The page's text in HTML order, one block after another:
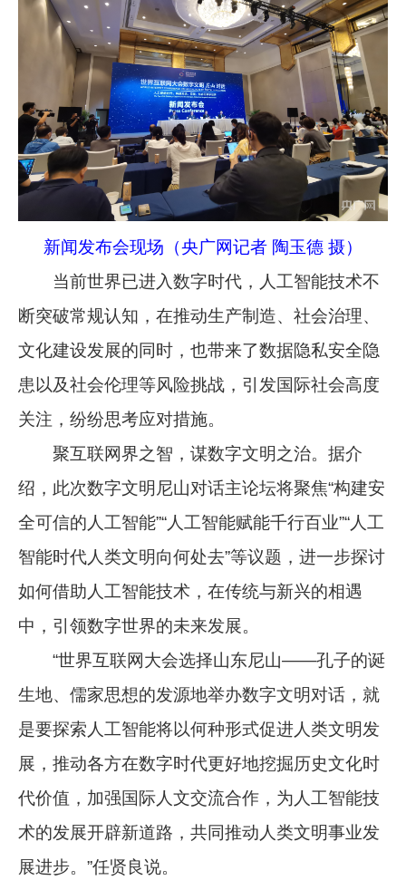
新闻发布会现场（央广网记者 陶玉德 摄）
当前世界已进入数字时代，人工智能技术不
断突破常规认知，在推动生产制造、社会治理、
文化建设发展的同时，也带来了数据隐私安全隐
患以及社会伦理等风险挑战，引发国际社会高度
关注，纷纷思考应对措施。
聚互联网界之智，谋数字文明之治。据介
绍，此次数字文明尼山对话主论坛将聚焦“构建安
全可信的人工智能”“人工智能赋能千行百业”“人工
智能时代人类文明向何处去”等议题，进一步探讨
如何借助人工智能技术，在传统与新兴的相遇
中，引领数字世界的未来发展。
“世界互联网大会选择山东尼山——孔子的诞
生地、儒家思想的发源地举办数字文明对话，就
是要探索人工智能将以何种形式促进人类文明发
展，推动各方在数字时代更好地挖掘历史文化时
代价值，加强国际人文交流合作，为人工智能技
术的发展开辟新道路，共同推动人类文明事业发
展进步。”任贤良说。